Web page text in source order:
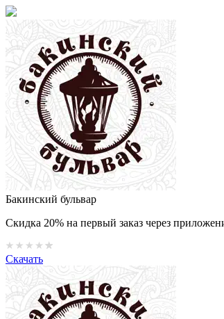
Бакинский бульвар
Скидка 20% на первый заказ через
Скачать